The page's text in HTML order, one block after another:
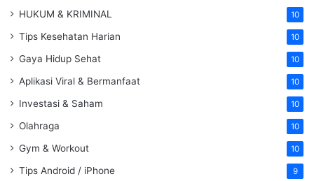
HUKUM & KRIMINAL 10
Tips Kesehatan Harian 10
Gaya Hidup Sehat 10
Aplikasi Viral & Bermanfaat 10
Investasi & Saham 10
Olahraga 10
Gym & Workout 10
Tips Android / iPhone 9